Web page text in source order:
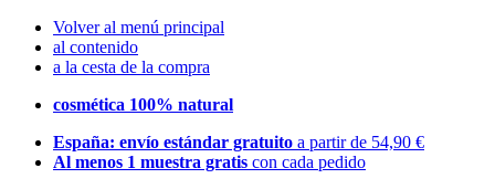
Volver al menú principal
al contenido
a la cesta de la compra
cosmética 100% natural
España: envío estándar gratuito a partir de 54,90 €
Al menos 1 muestra gratis con cada pedido